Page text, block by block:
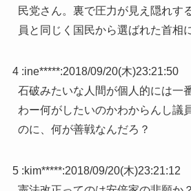
民党さん。裏で圧力が見え隠れす
員と同じく国民から選ばれた首相
4 :ine*****:2018/09/20(木)23:21:50
石破みたいな人間が個人的には一
わー何がしたいのかわからんし議
のに、何が善戦なんだろ？
5 :kim*****:2018/09/20(木)23:21:12